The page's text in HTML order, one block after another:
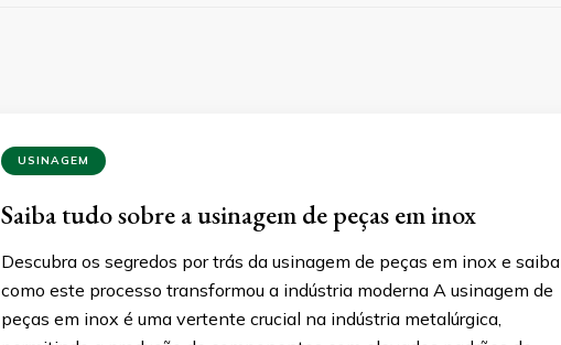
USINAGEM
Saiba tudo sobre a usinagem de peças em inox
Descubra os segredos por trás da usinagem de peças em inox e saiba
como este processo transformou a indústria moderna A usinagem de
peças em inox é uma vertente crucial na indústria metalúrgica,